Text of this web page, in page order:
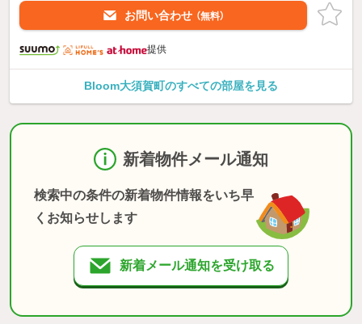
お問い合わせ （無料）
提供
Bloom大須賀町のすべての部屋を見る
新着物件メール通知
検索中の条件の新着物件情報をいち早
くお知らせします
新着メール通知を受け取る